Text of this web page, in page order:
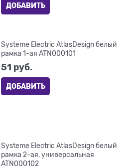
ДОБАВИТЬ
Systeme Electric AtlasDesign белый
рамка 1-ая ATN000101
51 руб.
ДОБАВИТЬ
Systeme Electric AtlasDesign белый
рамка 2-ая, универсальная
ATN000102